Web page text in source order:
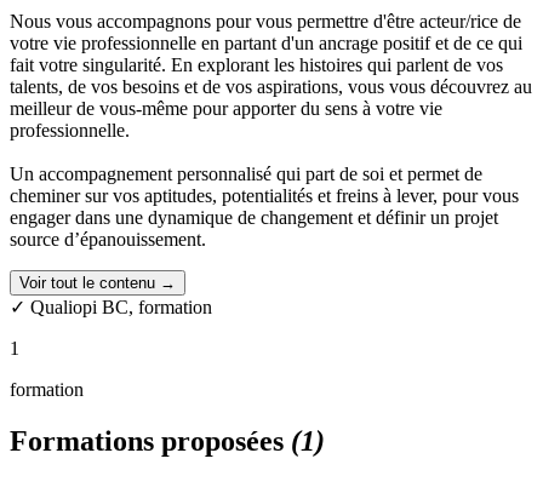
Nous vous accompagnons pour vous permettre d'être acteur/rice de
votre vie professionnelle en partant d'un ancrage positif et de ce qui
fait votre singularité. En explorant les histoires qui parlent de vos
talents, de vos besoins et de vos aspirations, vous vous découvrez au
meilleur de vous-même pour apporter du sens à votre vie
professionnelle.
Un accompagnement personnalisé qui part de soi et permet de
cheminer sur vos aptitudes, potentialités et freins à lever, pour vous
engager dans une dynamique de changement et définir un projet
source d’épanouissement.
Voir tout le contenu →
✓ Qualiopi BC, formation
1
formation
Formations proposées (1)